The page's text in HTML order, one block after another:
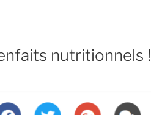
nutritionnels !